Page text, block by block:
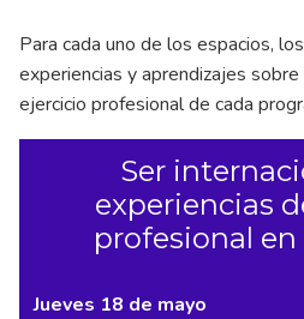
Para cada uno de los espacios,
experiencias y aprendizajes
ejercicio profesional de cada
Ser
experiencias
profesional
Jueves 18 de mayo